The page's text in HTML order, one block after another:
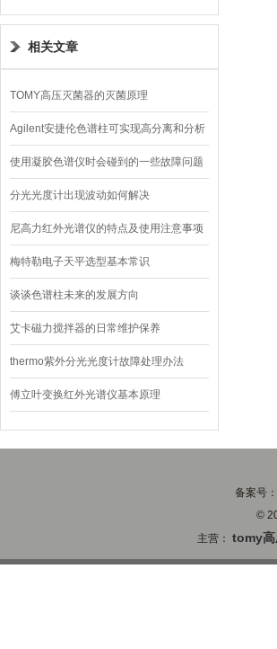
相关文章
TOMY高压灭菌器的灭菌原理
Agilent安捷伦色谱柱可实现高分离和分析
级分离
使用凝胶色谱仪时会碰到的一些故障问题
分光光度计出现波动如何解决
尼高力红外光谱仪的特点及使用注意事项
梅特勒电子天平选型基本常识
谈谈色谱柱未来的发展方向
艾卡磁力搅拌器的日常维护保养
thermo紫外分光光度计故障处理办法
傅立叶变换红外光谱仪基本原理
备案号
©
主营：tomy高